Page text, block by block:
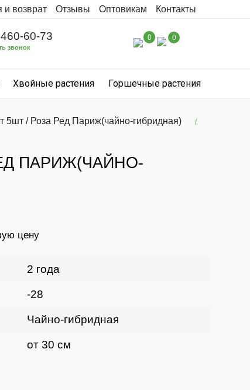
и возврат Отзывы Оптовикам Контакты
60-73
звонок
0 0
Хвойные растения Горшечные растения
5шт / Роза Ред Париж(чайно-гибридная)
ПАРИЖ(ЧАЙНО-
цену
2 года
-28
Чайно-гибридная
от 30 см